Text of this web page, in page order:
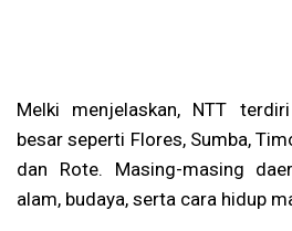
Melki menjelaskan, NTT
besar seperti Flores, Sumba,
dan Rote. Masing-masing
alam, budaya, serta cara hidup